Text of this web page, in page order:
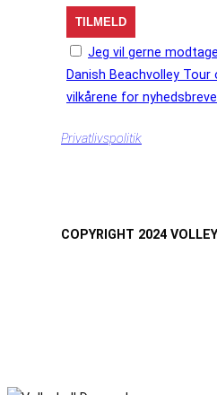
Jeg vil gerne
Danish Beachvolley
vilkårene for nyhedsbreve
Privatlivspolitik
COPYRIGHT 2024